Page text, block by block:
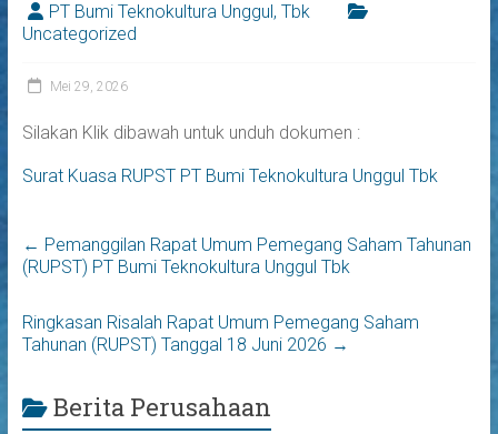
PT Bumi Teknokultura Unggul, Tbk
Uncategorized
Mei 29, 2026
Silakan Klik dibawah untuk unduh dokumen :
Surat Kuasa RUPST PT Bumi Teknokultura Unggul Tbk
← Pemanggilan Rapat Umum Pemegang Saham Tahunan
(RUPST) PT Bumi Teknokultura Unggul Tbk
Ringkasan Risalah Rapat Umum Pemegang Saham
Tahunan (RUPST) Tanggal 18 Juni 2026 →
Berita Perusahaan